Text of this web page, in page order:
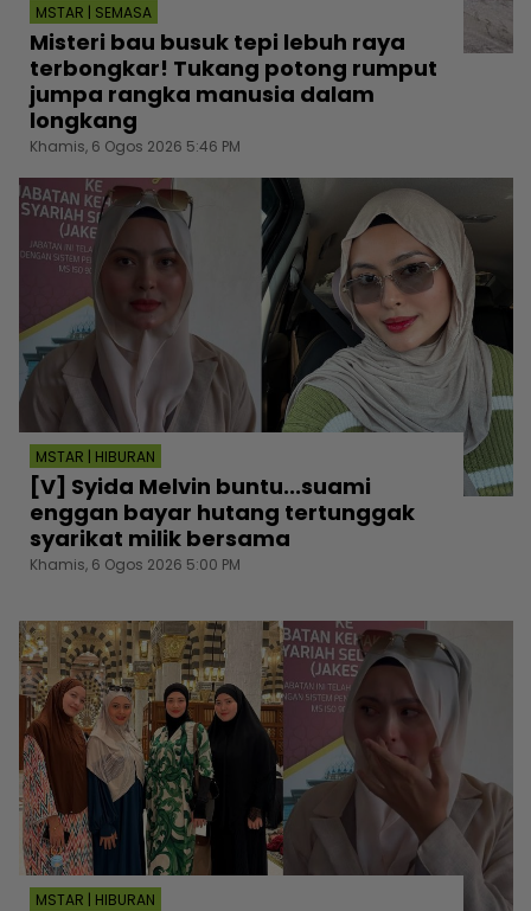
MSTAR | SEMASA
Misteri bau busuk tepi lebuh raya
terbongkar! Tukang potong rumput
jumpa rangka manusia dalam
longkang
Khamis, 6 Ogos 2026 5:46 PM
MSTAR | HIBURAN
[V] Syida Melvin buntu...suami
enggan bayar hutang tertunggak
syarikat milik bersama
Khamis, 6 Ogos 2026 5:00 PM
MSTAR | HIBURAN